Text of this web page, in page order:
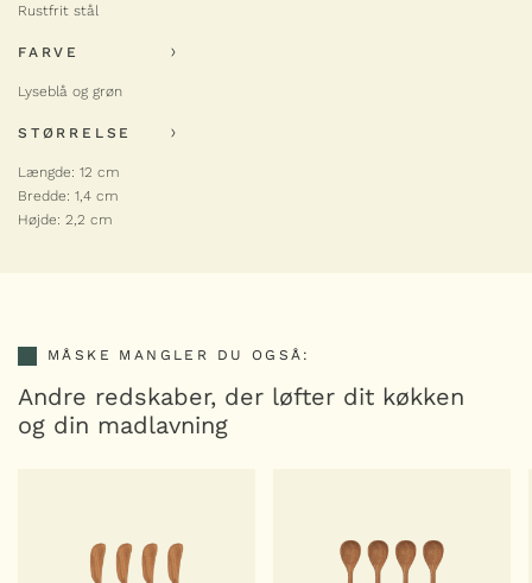
Rustfrit stål
FARVE
Lyseblå og grøn
STØRRELSE
Længde: 12 cm
Bredde: 1,4 cm
Højde: 2,2 cm
MÅSKE MANGLER DU OGSÅ:
Andre redskaber, der løfter dit køkken
og din madlavning